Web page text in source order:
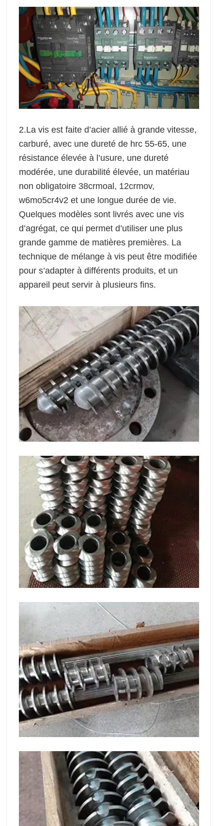
2.La vis est faite d’acier allié à grande vitesse,
carburé, avec une dureté de hrc 55-65, une
résistance élevée à l’usure, une dureté
modérée, une durabilité élevée, un matériau
non obligatoire 38crmoal, 12crmov,
w6mo5cr4v2 et une longue durée de vie.
Quelques modèles sont livrés avec une vis
d’agrégat, ce qui permet d’utiliser une plus
grande gamme de matières premières. La
technique de mélange à vis peut être modifiée
pour s’adapter à différents produits, et un
appareil peut servir à plusieurs fins.